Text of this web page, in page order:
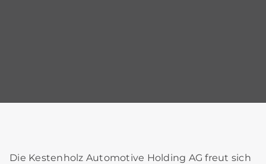
Die Kestenholz Automotive Holding AG freut sich